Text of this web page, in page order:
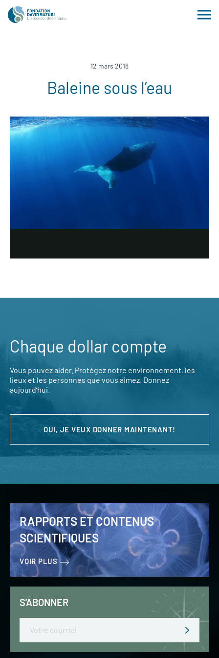
12 mars 2018
Baleine sous l’eau
Chaque dollar compte
Vous pouvez aider. Protégez notre environnement, les
lieux et les personnes que vous aimez. Donnez
aujourd’hui.
OUI, JE VEUX DONNER MAINTENANT!
RAPPORTS ET CONTENUS
SCIENTIFIQUES
VOIR PLUS
S'ABONNER